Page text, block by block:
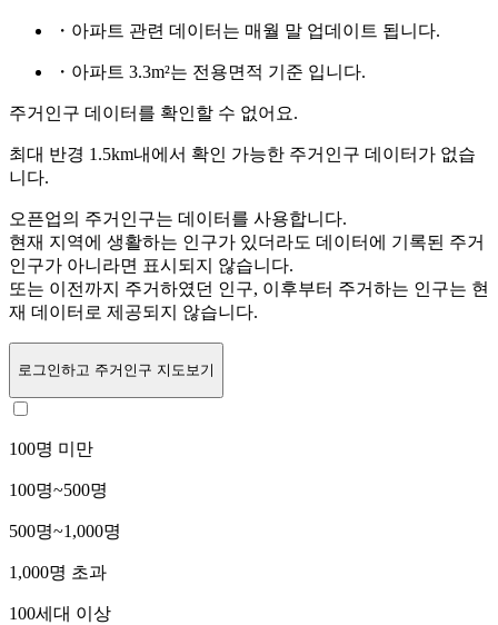
・아파트 관련 데이터는 매월 말 업데이트 됩니다.
・아파트 3.3m²는 전용면적 기준 입니다.
주거인구 데이터를 확인할 수 없어요.
최대 반경 1.5km내에서 확인 가능한 주거인구 데이터가 없습
니다.
오픈업의 주거인구는 데이터를 사용합니다.
현재 지역에 생활하는 인구가 있더라도 데이터에 기록된 주거
인구가 아니라면 표시되지 않습니다.
또는 이전까지 주거하였던 인구, 이후부터 주거하는 인구는 현
재 데이터로 제공되지 않습니다.
로그인하고 주거인구 지도보기
100명 미만
100명~500명
500명~1,000명
1,000명 초과
100세대 이상